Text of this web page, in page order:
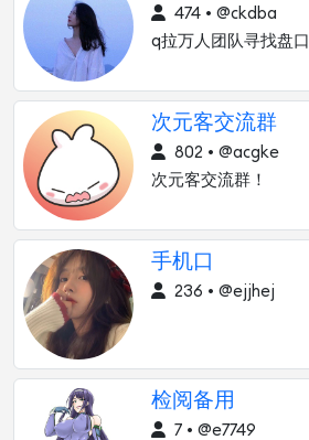
474 • @ckdba
q拉万人团队寻找盘口
次元客交流群
802 • @acgke
次元客交流群！
手机口
236 • @ejjhej
检阅备用
7 • @e7749